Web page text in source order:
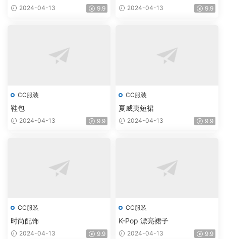
2024-04-13 9.9 2024-04-13 9.9
CC服装
鞋包
2024-04-13 9.9
CC服装
夏威夷短裙
2024-04-13 9.9
CC服装
时尚配饰
2024-04-13 9.9
CC服装
K-Pop 漂亮裙子
2024-04-13 9.9